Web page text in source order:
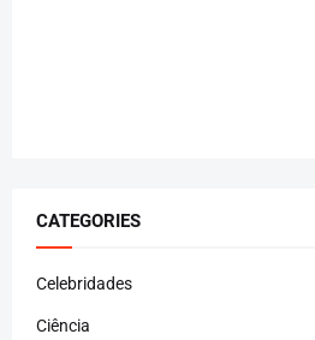
CATEGORIES
Celebridades
Ciência